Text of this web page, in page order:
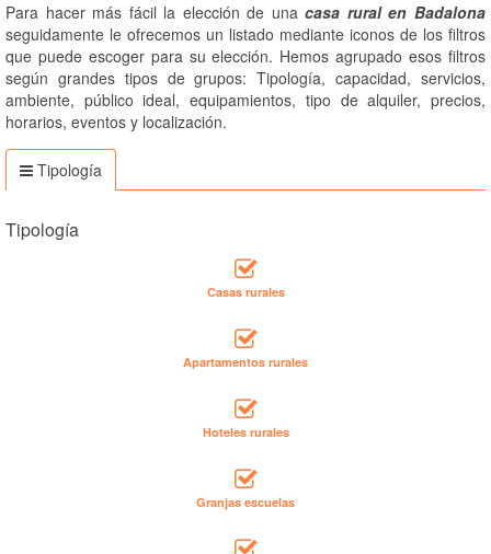
Para hacer más fácil la elección de unacasa rural en Badalona
seguidamente le ofrecemos un listado mediante iconos de los filtros
que puede escoger para su elección. Hemos agrupado esos filtros
según grandes tipos de grupos: Tipología, capacidad, servicios,
ambiente, público ideal, equipamientos, tipo de alquiler, precios,
horarios, eventos y localización.
Tipología
Tipología
Casas rurales
Apartamentos rurales
Hoteles rurales
Granjas escuelas